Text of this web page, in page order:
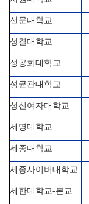
선문대학교
성결대학교
성공회대학교
성균관대학교
성신여자대학교
세명대학교
세종대학교
세종사이버대학교
세한대학교-본교